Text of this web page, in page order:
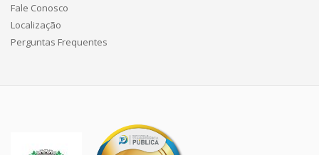
Fale Conosco
Localização
Perguntas Frequentes